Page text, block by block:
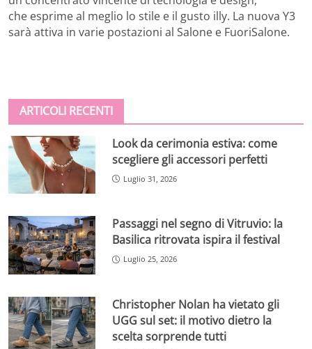
che esprime al meglio lo stile e il gusto illy. La nuova Y3
sarà attiva in varie postazioni al Salone e FuoriSalone.
ARTICOLI RECENTI
Look da cerimonia estiva: come
scegliere gli accessori perfetti
Luglio 31, 2026
Passaggi nel segno di Vitruvio: la
Basilica ritrovata ispira il festival
Luglio 25, 2026
Christopher Nolan ha vietato gli
UGG sul set: il motivo dietro la
scelta sorprende tutti